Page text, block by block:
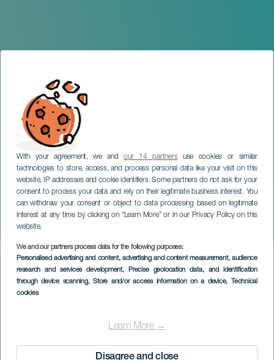
With your agreement, we andour 14 partnersuse cookies or similar
technologies to store, access, and process personal data like your visit on this
website, IP addresses and cookie identifiers. Some partners do not ask for your
consent to process your data and rely on their legitimate business interest. You
can withdraw your consent or object to data processing based on legitimate
interest at any time by clicking on “Learn More” or in our Privacy Policy on this
website.
We and our partners process data for the following purposes:
Personalised advertising and content, advertising and content measurement, audience
research and services development, Precise geolocation data, and identification
through device scanning, Store and/or access information on a device, Technical
cookies
Learn More →
Disagree and close
Sheila Blanco "Cantando
aos poetas de 27"
GRÃ-CANÁRIA
Imagen
Listado